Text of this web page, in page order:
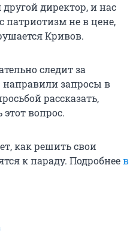
директор, и нас
патриотизм не в цене,
Кривов.
следит за
запросы в
рассказать,
вопрос.
как решить свои
к параду. Подробнеев